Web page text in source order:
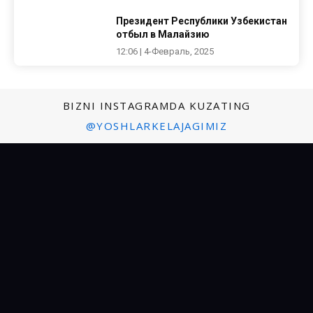
Президент Республики Узбекистан
отбыл в Малайзию
12:06 | 4-Февраль, 2025
BIZNI INSTAGRAMDA KUZATING
@YOSHLARKELAJAGIMIZ